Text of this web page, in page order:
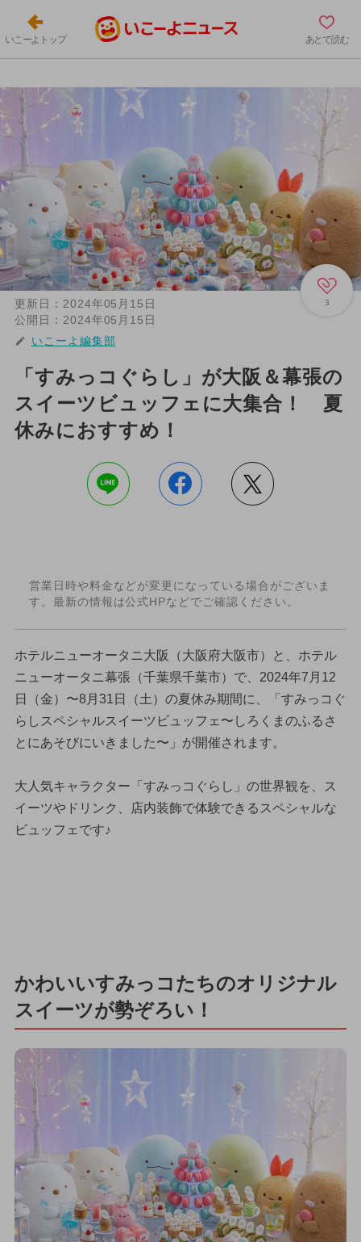
いこーよトップ あとで読む
3
更新日： 2024年05月15日
公開日： 2024年05月15日
いこーよ編集部
「すみっコぐらし」が大阪＆幕張の
スイーツビュッフェに大集合！ 夏
休みにおすすめ！
営業日時や料金などが変更になっている場合がございま
す。最新の情報は公式HPなどでご確認ください。
ホテルニューオータニ大阪（大阪府大阪市）と、ホテル
ニューオータニ幕張（千葉県千葉市）で、2024年7月12
日（金）〜8月31日（土）の夏休み期間に、「すみっコぐ
らしスペシャルスイーツビュッフェ〜しろくまのふるさ
とにあそびにいきました〜」が開催されます。
大人気キャラクター「すみっコぐらし」の世界観を、ス
イーツやドリンク、店内装飾で体験できるスペシャルな
ビュッフェです♪
かわいいすみっコたちのオリジナル
スイーツが勢ぞろい！